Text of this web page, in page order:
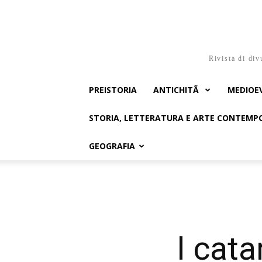
Rivista di
PREISTORIA ANTICHITÃ
STORIA, LETTERATURA E ARTE
GEOGRAFIA
I